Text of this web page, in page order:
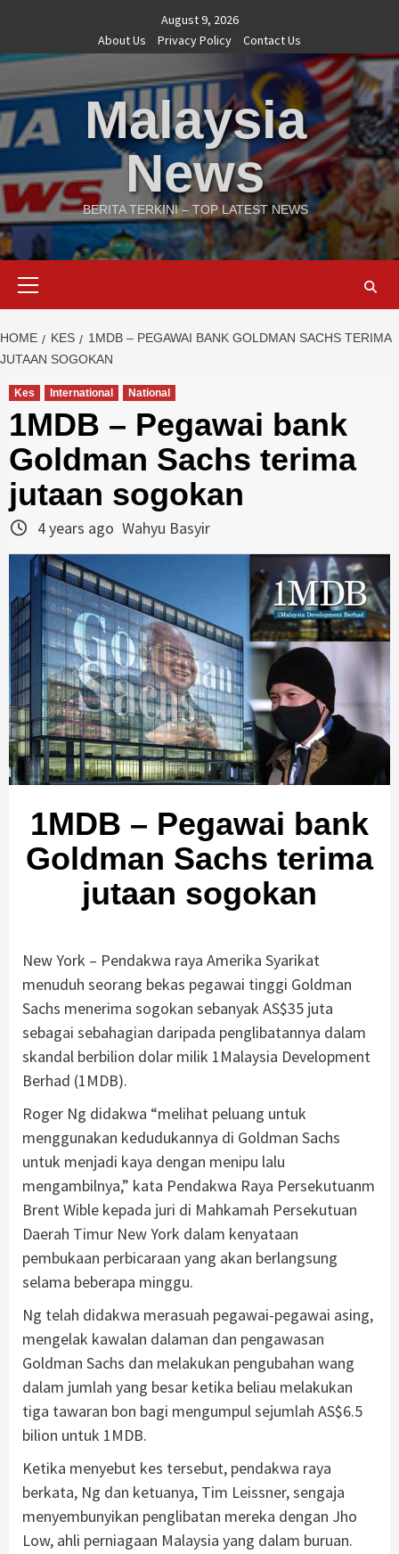
content
August 9, 2026
About Us
Privacy Policy Contact Us
Malaysia
News
BERITA TERKINI – TOP LATEST NEWS
HOME KES
1MDB – PEGAWAI BANK GOLDMAN SACHS TERIMA
JUTAAN SOGOKAN
Kes International National
1MDB – Pegawai bank
Goldman Sachs terima
jutaan sogokan
4 years ago Wahyu Basyir
1MDB – Pegawai bank
Goldman Sachs terima
jutaan sogokan
New York – Pendakwa raya Amerika Syarikat
menuduh seorang bekas pegawai tinggi Goldman
Sachs menerima sogokan sebanyak AS$35 juta
sebagai sebahagian daripada penglibatannya dalam
skandal berbilion dolar milik 1Malaysia Development
Berhad (1MDB).
Roger Ng didakwa “melihat peluang untuk
menggunakan kedudukannya di Goldman Sachs
untuk menjadi kaya dengan menipu lalu
mengambilnya,” kata Pendakwa Raya Persekutuanm
Brent Wible kepada juri di Mahkamah Persekutuan
Daerah Timur New York dalam kenyataan
pembukaan perbicaraan yang akan berlangsung
selama beberapa minggu.
Ng telah didakwa merasuah pegawai-pegawai asing,
mengelak kawalan dalaman dan pengawasan
Goldman Sachs dan melakukan pengubahan wang
dalam jumlah yang besar ketika beliau melakukan
tiga tawaran bon bagi mengumpul sejumlah AS$6.5
bilion untuk 1MDB.
Ketika menyebut kes tersebut, pendakwa raya
berkata, Ng dan ketuanya, Tim Leissner, sengaja
menyembunyikan penglibatan mereka dengan Jho
Low, ahli perniagaan Malaysia yang dalam buruan.